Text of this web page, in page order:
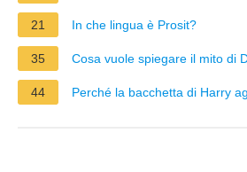
21 In che lingua è Prosit?
35 Cosa vuole spiegare il mito di
44 Perché la bacchetta di Harry